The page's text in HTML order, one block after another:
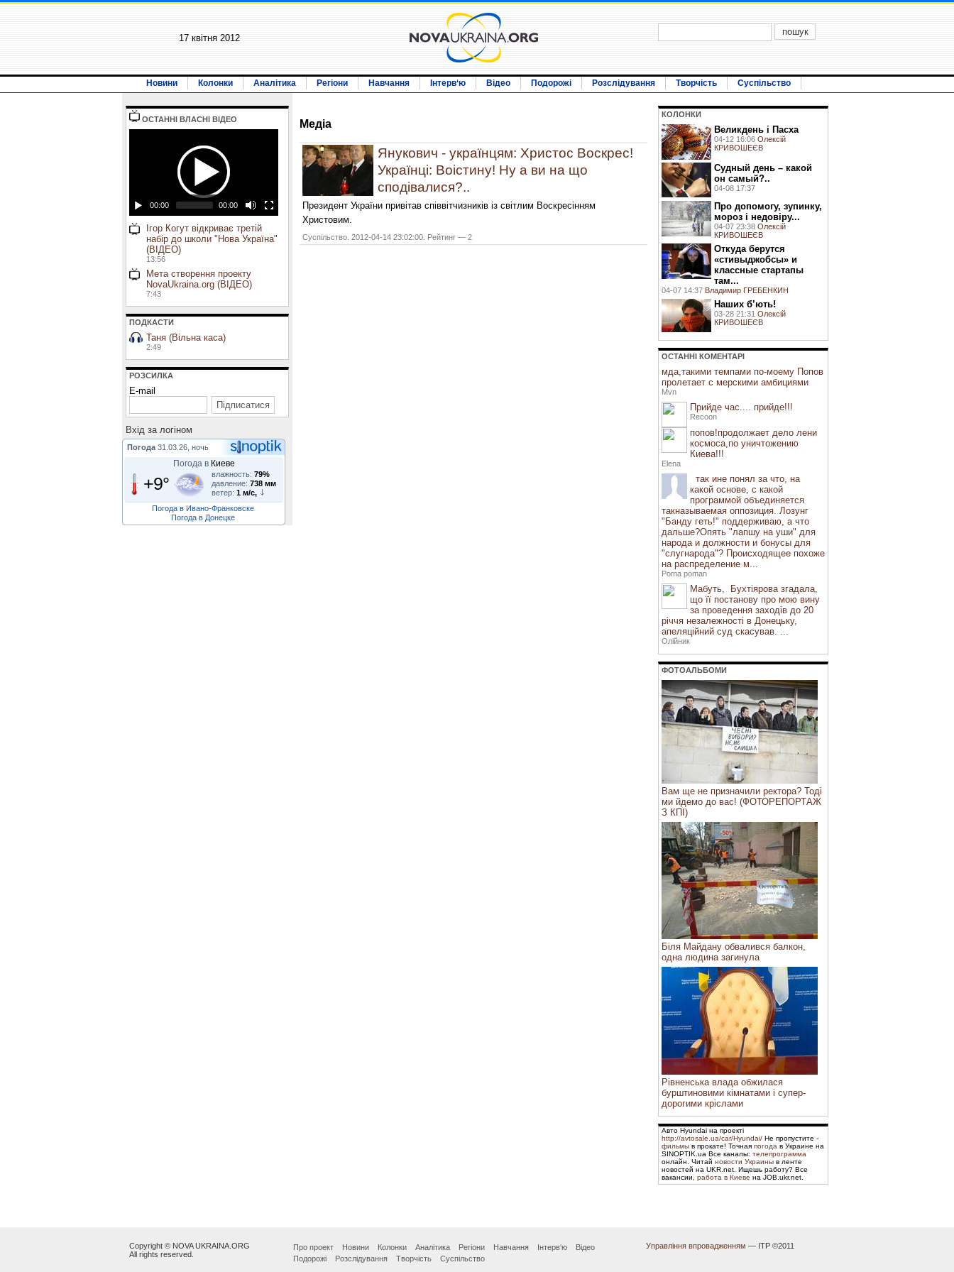
17 квiтня 2012
Новини Колонки Аналітика Регіони Навчання Інтерв‘ю Відео Подорожі Розслідування Творчість Суспільство
ОСТАННI ВЛАСНI ВIДЕО
00:00 00:00
Ігор Когут відкриває третій
набір до школи "Нова Україна"
(ВІДЕО)
13:56
Мета створення проекту
NovaUkraina.org (ВІДЕО)
7:43
ПОДКАСТИ
Таня (Вільна каса)
2:49
РОЗСИЛКА
E-mail
Вхiд за логiном
Погода 31.03.26, ночь
Погода в Киеве
+9° влажность: 79%
давление: 738 мм
ветер: 1 м/с,
Погода в Ивано-Франковске
Погода в Донецке
Медiа
Янукович - українцям: Христос Воскрес!
Українці: Воістину! Ну а ви на що
сподівалися?..
Президент України привітав співвітчизників із світлим Воскресінням
Христовим.
Суспільство. 2012-04-14 23:02:00. Рейтинг — 2
КОЛОНКИ
Великдень і Пасха
04-12 16:06 Олексій
КРИВОШЕЄВ
Судный день – какой
он самый?..
04-08 17:37
Про допомогу, зупинку,
мороз і недовіру...
04-07 23:38 Олексій
КРИВОШЕЄВ
Откуда берутся
«стивыджобсы» и
классные стартапы
там...
04-07 14:37 Владимир ГРЕБЕНКИН
Наших б’ють!
03-28 21:31 Олексій
КРИВОШЕЄВ
ОСТАННI КОМЕНТАРI
мда,такими темпами по-моему Попов
пролетает с мерскими амбициями
Mvn
Прийде час.... прийде!!!
Recoon
попов!продолжает дело лени
космоса,по уничтожению
Киева!!!
Elena
так ине понял за что, на
какой основе, с какой
программой объединяется
такназываемая оппозиция. Лозунг
"Банду геть!" поддерживаю, а что
дальше?Опять "лапшу на уши" для
народа и должности и бонусы для
"слугнарода"? Происходящее похоже
на распределение м...
Poma poman
Мабуть, Бухтіярова згадала,
що її постанову про мою вину
за проведення заходів до 20
річчя незалежності в Донецьку,
апеляційний суд скасував. ...
Олійник
ФОТОАЛЬБОМИ
Вам ще не призначили ректора? Тоді
ми йдемо до вас! (ФОТОРЕПОРТАЖ
З КПІ)
Біля Майдану обвалився балкон,
одна людина загинула
Рівненська влада обжилася
бурштиновими кімнатами і супер-
дорогими кріслами
Авто Hyundai на проекті
http://avtosale.ua/car/Hyundai/ Не пропустите -
фильмы в прокате! Точная погода в Украине на
SINOPTIK.ua Все каналы: телепрограмма
онлайн. Читай новости Украины в ленте
новостей на UKR.net. Ищешь работу? Все
вакансии, работа в Киеве на JOB.ukr.net.
Copyright © NOVA UKRAINA.ORG
All rights reserved.
Про проект Новини Колонки Аналітика Регіони Навчання Інтерв‘ю
Відео
Подорожі
Розслідування Творчість Суспільство
Управління впровадженням — ІТР ©2011